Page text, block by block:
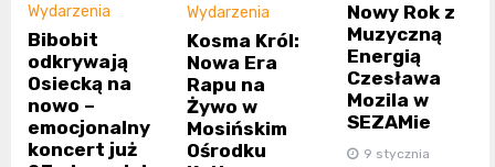
Wydarzenia
Bibobit
odkrywają
Osiecką na
nowo –
emocjonalny
koncert już
Wydarzenia
Kosma Król:
Nowa Era
Rapu na
Żywo w
Mosińskim
Ośrodku
Nowy Rok z
Muzyczną
Energią
Czesława
Mozila w
SEZAMie
9 stycznia